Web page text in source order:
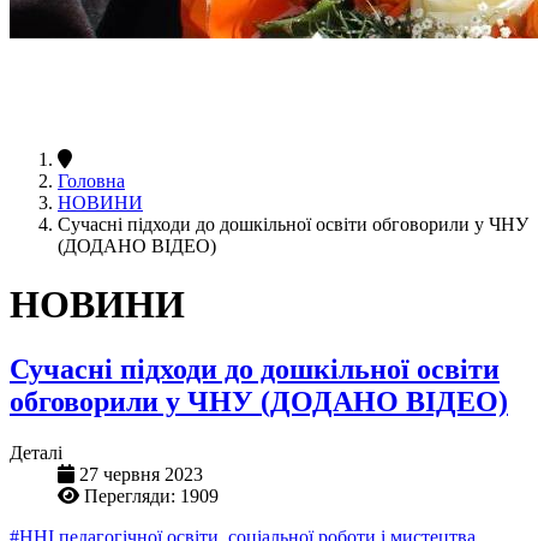
Головна
НОВИНИ
Сучасні підходи до дошкільної освіти обговорили у ЧНУ
(ДОДАНО ВІДЕО)
НОВИНИ
Сучасні підходи до дошкільної освіти
обговорили у ЧНУ (ДОДАНО ВІДЕО)
Деталі
27 червня 2023
Перегляди: 1909
#ННІ педагогічної освіти, соціальної роботи і мистецтва